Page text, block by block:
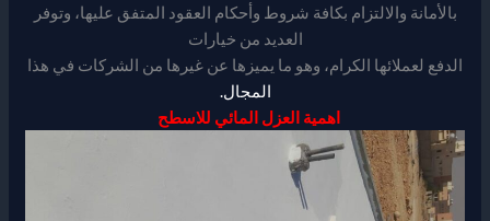
بالأمانة والالتزام بكافة شروط وأحكام العقود المتفق عليها، وتوفر
العديد من خيارات
الدفع لعملائها الكرام، وهو ما يميزها عن غيرها من الشركات في هذا
المجال.
اهمية العزل المائي للاسطح